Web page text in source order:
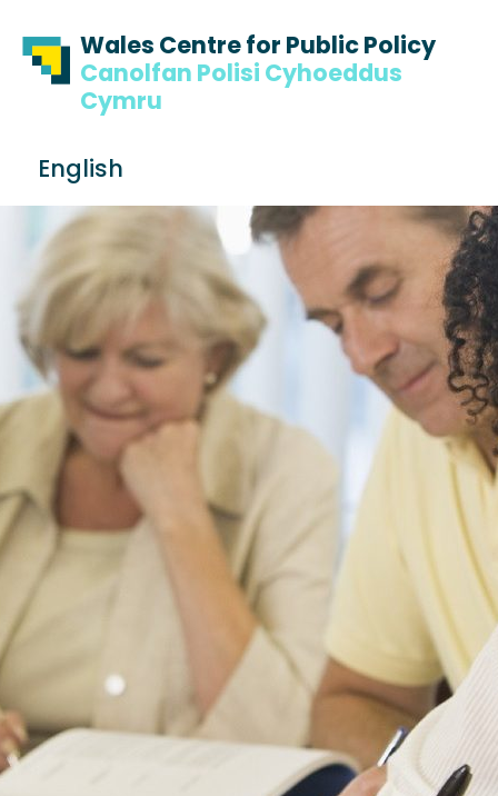
Wales Centre for Public Policy
Canolfan Polisi Cyhoeddus
Cymru
English
a
c